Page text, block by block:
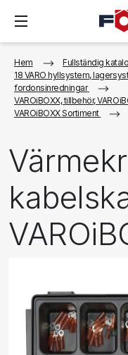
Hem
Fullständig
18 VARO hyllsystem,
fordonsinredningar
VAROiBOXX, tillbehör,
VAROiBOXX Sortiment